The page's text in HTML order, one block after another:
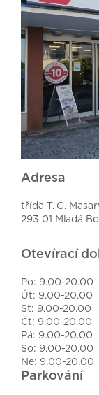
Adresa
třída T. G.
293 01 Mladá
Otevírací
Po: 9.00-20.00
Út: 9.00-20.00
St: 9.00-20.00
Čt: 9.00-20.00
Pá: 9.00-20.00
So: 9.00-20.00
Ne: 9.00-20.00
Parkování